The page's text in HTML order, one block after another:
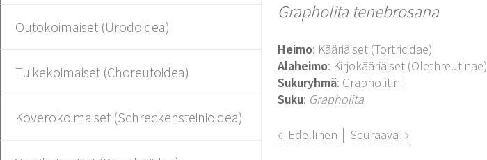
Outokoimaiset (Urodoidea)
Tuikekoimaiset (Choreutoidea)
Koverokoimaiset (Schreckensteinioidea)
Grapholita tenebrosana
Heimo: Kääriäiset (Tortricidae)
Alaheimo: Kirjokääriäiset (Olethreutinae)
Sukuryhmä: Grapholitini
Suku: Grapholita
← Edellinen │Seuraava →